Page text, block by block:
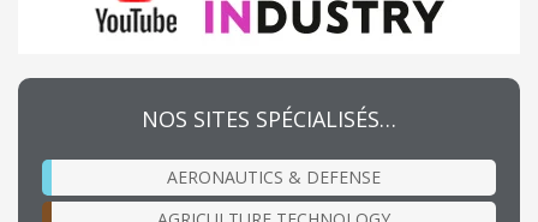
NOS SITES SPÉCIALISÉS…
AERONAUTICS & DEFENSE